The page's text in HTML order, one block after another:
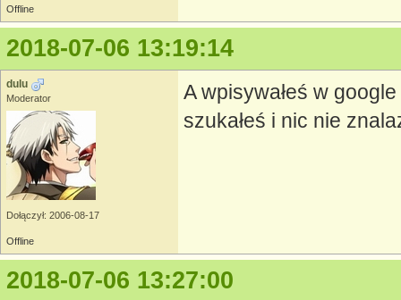
Offline
2018-07-06 13:19:14
dulu
Moderator
Dołączył: 2006-08-17
A wpisywałeś w
szukałeś i nic nie
Offline
2018-07-06 13:27:00